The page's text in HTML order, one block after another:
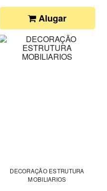
Alugar
DECORAÇÃO ESTRUTURA
MOBILIARIOS